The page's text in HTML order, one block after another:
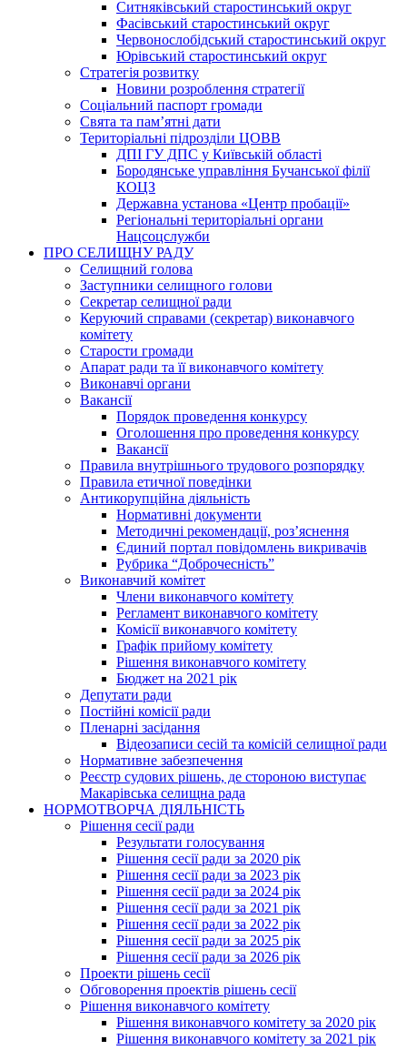
Ситняківський старостинський округ
Фасівський старостинський округ
Червонослобідський старостинський округ
Юрівський старостинський округ
Стратегія розвитку
Новини розроблення стратегії
Соціальний паспорт громади
Свята та пам’ятні дати
Територіальні підрозділи ЦОВВ
ДПІ ГУ ДПС у Київській області
Бородянське управління Бучанської філії
КОЦЗ
Державна установа «Центр пробації»
Регіональні територіальні органи
Нацсоцслужби
ПРО СЕЛИЩНУ РАДУ
Селищний голова
Заступники селищного голови
Секретар селищної ради
Керуючий справами (секретар) виконавчого
комітету
Старости громади
Апарат ради та її виконавчого комітету
Виконавчі органи
Вакансії
Порядок проведення конкурсу
Оголошення про проведення конкурсу
Вакансії
Правила внутрішнього трудового розпорядку
Правила етичної поведінки
Антикорупційна діяльність
Нормативні документи
Методичні рекомендації, роз’яснення
Єдиний портал повідомлень викривачів
Рубрика “Доброчесність”
Виконавчий комітет
Члени виконавчого комітету
Регламент виконавчого комітету
Комісії виконавчого комітету
Графік прийому комітету
Рішення виконавчого комітету
Бюджет на 2021 рік
Депутати ради
Постійні комісії ради
Пленарні засідання
Відеозаписи сесій та комісій селищної ради
Нормативне забезпечення
Реєстр судових рішень, де стороною виступає
Макарівська селищна рада
НОРМОТВОРЧА ДІЯЛЬНІСТЬ
Рішення сесії ради
Результати голосування
Рішення сесії ради за 2020 рік
Рішення сесії ради за 2023 рік
Рішення сесії ради за 2024 рік
Рішення сесії ради за 2021 рік
Рішення сесії ради за 2022 рік
Рішення сесії ради за 2025 рік
Рішення сесії ради за 2026 рік
Проекти рішень сесії
Обговорення проектів рішень сесії
Рішення виконавчого комітету
Рішення виконавчого комітету за 2020 рік
Рішення виконавчого комітету за 2021 рік